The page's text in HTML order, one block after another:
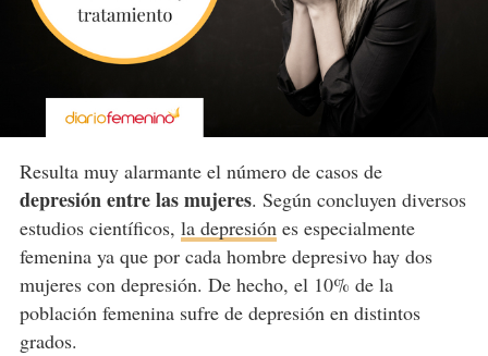
Resulta muy alarmante el número de casos de
depresión entre las mujeres. Según concluyen diversos
estudios científicos, la depresiónes especialmente
femenina ya que por cada hombre depresivo hay dos
mujeres con depresión. De hecho, el 10% de la
población femenina sufre de depresión en distintos
grados.